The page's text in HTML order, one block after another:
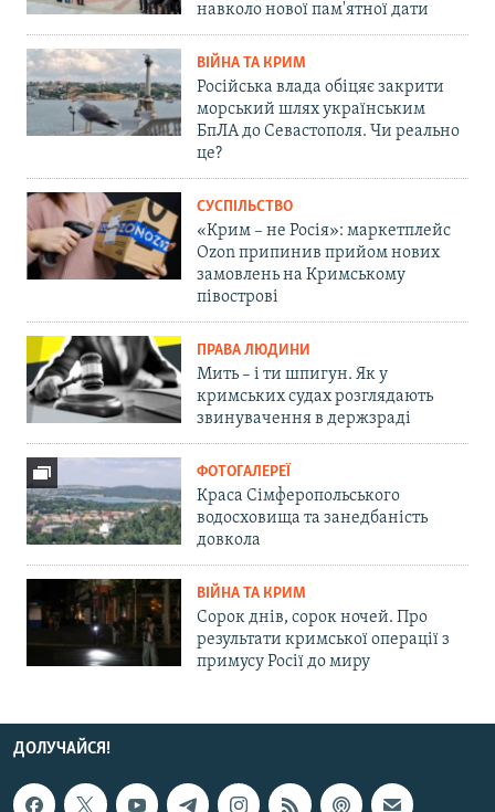
навколо нової пам'ятної дати
ВІЙНА ТА КРИМ
Російська влада обіцяє закрити
морський шлях українським
БпЛА до Севастополя. Чи реально
це?
СУСПІЛЬСТВО
«Крим – не Росія»: маркетплейс
Ozon припинив прийом нових
замовлень на Кримському
півострові
ПРАВА ЛЮДИНИ
Мить – і ти шпигун. Як у
кримських судах розглядають
звинувачення в держзраді
ФОТОГАЛЕРЕЇ
Краса Сімферопольського
водосховища та занедбаність
довкола
ВІЙНА ТА КРИМ
Сорок днів, сорок ночей. Про
результати кримської операції з
примусу Росії до миру
ДОЛУЧАЙСЯ!